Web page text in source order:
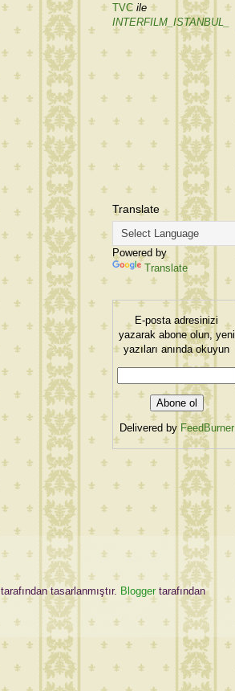
TVC ile
INTERFILM_ISTANBUL_
Translate
Powered by
Translate
E-posta adresinizi
yazarak abone olun, yeni
yazıları anında okuyun
Delivered by FeedBurner
tarafından tasarlanmıştır. Bloggertarafından